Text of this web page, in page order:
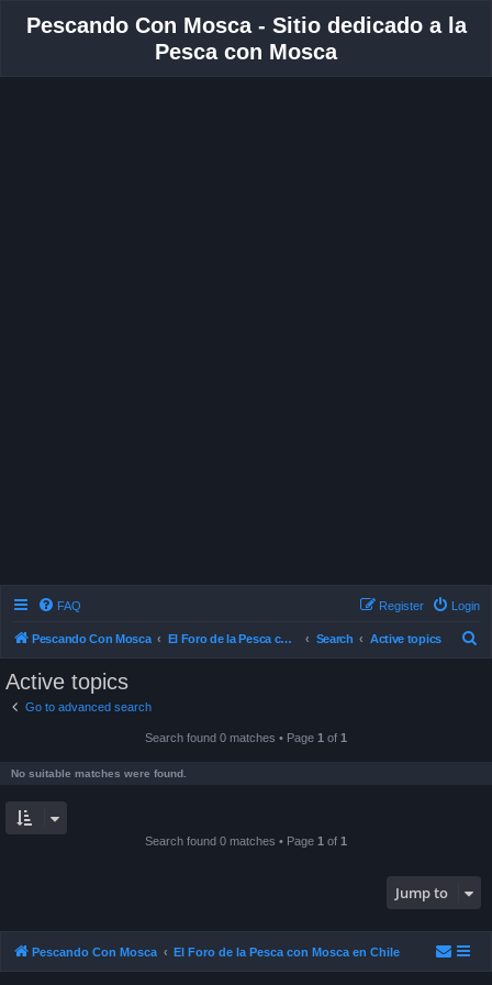
Pescando Con Mosca - Sitio dedicado a la
Pesca con Mosca
FAQ Login
Register
Pescando Con Mosca El Foro de la Pesca con Mosca en Chile Search Active topics
Active topics
Go to advanced search
Search found 0 matches • Page 1 of 1
No suitable matches were found.
Search found 0 matches • Page 1 of 1
Jump to
Pescando Con Mosca El Foro de la Pesca con Mosca en Chile